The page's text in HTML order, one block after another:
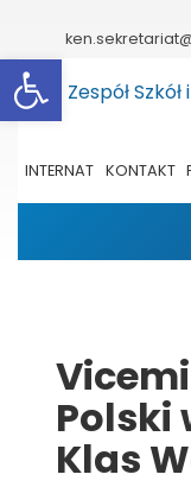
INTERNAT KONTAKT
Polski
Klas
Otwórz pasek narzędzi